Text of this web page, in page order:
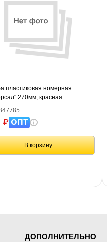
пластиковая номерная
270мм, красная
₽ОПТ
В корзину
ДОПОЛНИТЕЛЬНО